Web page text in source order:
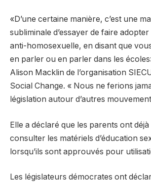
«D’une certaine manière, c’est une
subliminale d’essayer de faire
anti-homosexuelle, en disant que
en parler ou en parler dans les
Alison Macklin de l’organisation
Social Change. « Nous ne ferions
législation autour d’autres
Elle a déclaré que les parents ont déjà
consulter les matériels d’éducation
lorsqu’ils sont approuvés pour
Les législateurs démocrates ont